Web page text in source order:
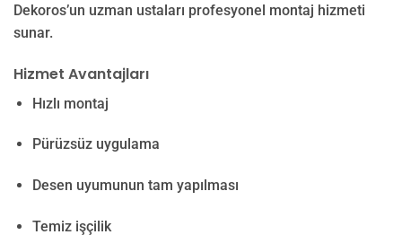
Dekoros’un uzman ustaları profesyonel montaj hizmeti
sunar.
Hizmet Avantajları
Hızlı montaj
Pürüzsüz uygulama
Desen uyumunun tam yapılması
Temiz işçilik